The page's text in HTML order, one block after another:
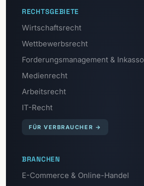
RECHTSGEBIETE
Wirtschaftsrecht
Wettbewerbsrecht
Forderungsmanagement & Inkasso
Medienrecht
Arbeitsrecht
IT-Recht
FÜR VERBRAUCHER →
BRANCHEN
E-Commerce & Online-Handel